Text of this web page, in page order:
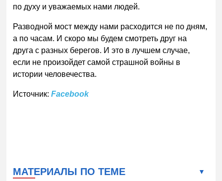
по духу и уважаемых нами людей.
Разводной мост между нами расходится не по дням,
а по часам. И скоро мы будем смотреть друг на
друга с разных берегов. И это в лучшем случае,
если не произойдет самой страшной войны в
истории человечества.
Источник:Facebook
МАТЕРИАЛЫ ПО ТЕМЕ